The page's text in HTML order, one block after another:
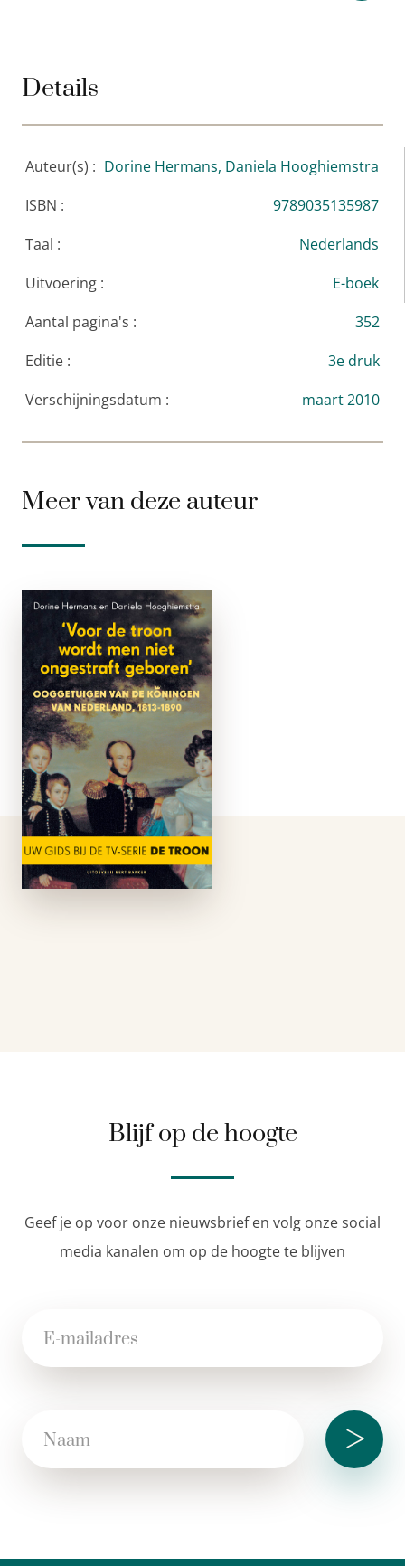
Details
Auteur(s) : Dorine Hermans, Daniela Hooghiemstra
ISBN :
9789035135987
Taal :
Nederlands
Uitvoering :
E-boek
Aantal pagina's :
352
Editie :
3e druk
Verschijningsdatum :
maart 2010
Meer van deze auteur
Voor de troon
wordt men niet
ongestraft
geboren
De veelbesproken
bundel
ooggetuigenverslagen
over Willem I, II, en III
die leidde tot de
televisieserie De
Troon. Met een
Blijf op de hoogte
Geef je op voor onze nieuwsbrief en volg onze social
media kanalen om op de hoogte te blijven
>